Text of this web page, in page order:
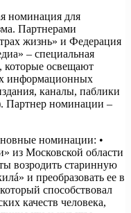
номинация для
Партнерами
жизнь» и Федерация
– специальная
которые освещают
информационных
каналы, паблики
Партнер номинации –
номинации: •
из Московской области
возродить старинную
и преобразовать ее в
способствовал
качеств человека,